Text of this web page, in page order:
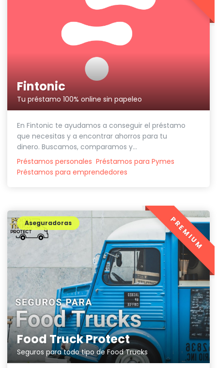
Fintonic
Tu préstamo 100% online sin papeleo
En Fintonic te ayudamos a conseguir el préstamo
que necesitas y a encontrar ahorros para tu
dinero. Buscamos, comparamos y...
Préstamos personales Préstamos para Pymes
Préstamos para emprendedores
Food Truck Protect
Seguros para todo tipo de Food Trucks
Aseguradoras PREMIUM